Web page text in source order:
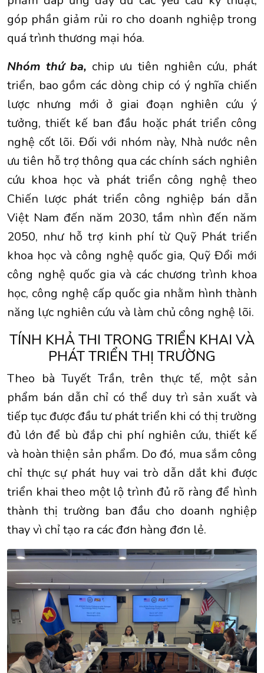
góp phần giảm rủi ro cho doanh nghiệp trong
quá trình thương mại hóa.
Nhóm thứ ba, chip ưu tiên nghiên cứu, phát
triển, bao gồm các dòng chip có ý nghĩa chiến
lược nhưng mới ở giai đoạn nghiên cứu ý
tưởng, thiết kế ban đầu hoặc phát triển công
nghệ cốt lõi. Đối với nhóm này, Nhà nước nên
ưu tiên hỗ trợ thông qua các chính sách nghiên
cứu khoa học và phát triển công nghệ theo
Chiến lược phát triển công nghiệp bán dẫn
Việt Nam đến năm 2030, tầm nhìn đến năm
2050, như hỗ trợ kinh phí từ Quỹ Phát triển
khoa học và công nghệ quốc gia, Quỹ Đổi mới
công nghệ quốc gia và các chương trình khoa
học, công nghệ cấp quốc gia nhằm hình thành
năng lực nghiên cứu và làm chủ công nghệ lõi.
TÍNH KHẢ THI TRONG TRIỂN KHAI VÀ
PHÁT TRIỂN THỊ TRƯỜNG
Theo bà Tuyết Trần, trên thực tế, một sản
phẩm bán dẫn chỉ có thể duy trì sản xuất và
tiếp tục được đầu tư phát triển khi có thị trường
đủ lớn để bù đắp chi phí nghiên cứu, thiết kế
và hoàn thiện sản phẩm. Do đó, mua sắm công
chỉ thực sự phát huy vai trò dẫn dắt khi được
triển khai theo một lộ trình đủ rõ ràng để hình
thành thị trường ban đầu cho doanh nghiệp
thay vì chỉ tạo ra các đơn hàng đơn lẻ.